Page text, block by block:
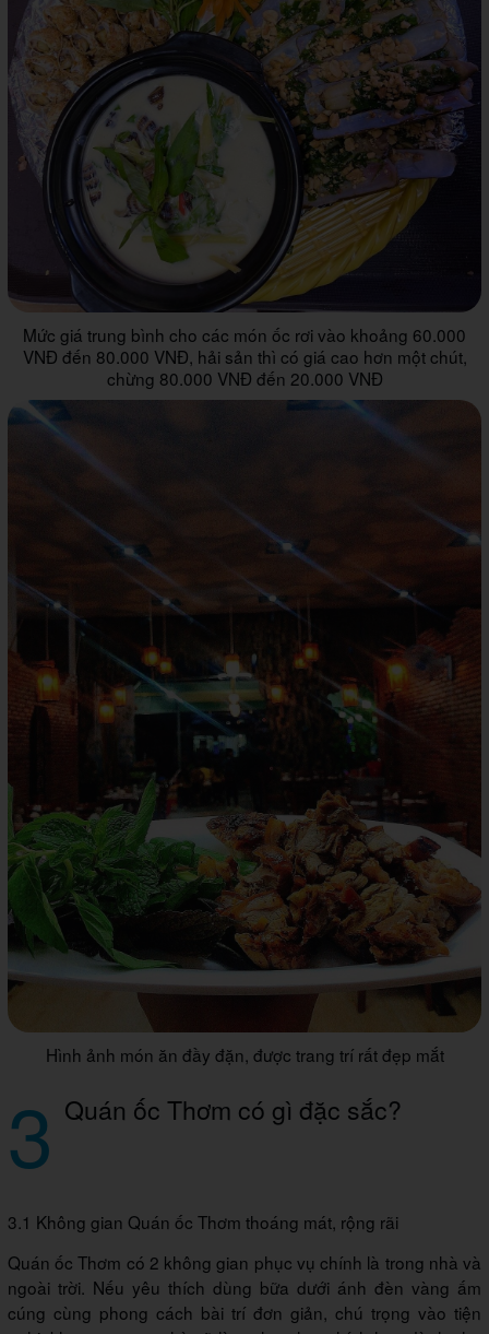
Mức giá trung bình cho các món ốc rơi vào khoảng 60.000
VNĐ đến 80.000 VNĐ, hải sản thì có giá cao hơn một chút,
chừng 80.000 VNĐ đến 20.000 VNĐ
Hình ảnh món ăn đầy đặn, được trang trí rất đẹp mắt
3 Quán ốc Thơm có gì đặc sắc?
3.1 Không gian Quán ốc Thơm thoáng mát, rộng rãi
Quán ốc Thơm có 2 không gian phục vụ chính là trong nhà và
ngoài trời. Nếu yêu thích dùng bữa dưới ánh đèn vàng ấm
cúng cùng phong cách bài trí đơn giản, chú trọng vào tiện